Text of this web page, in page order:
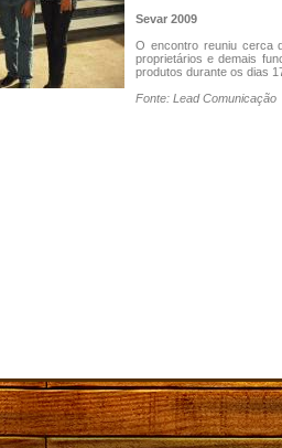
Sevar 2009
O encontro reuniu cerca
proprietários e demais
produtos durante os dias
Fonte: Lead Comunicação